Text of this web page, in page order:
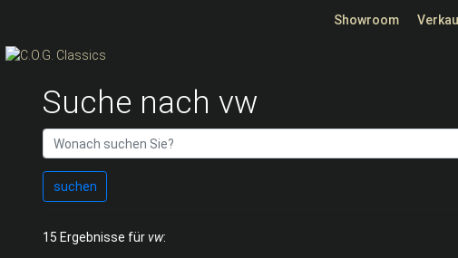
Showroom
Suche nach vw
suchen
15 Ergebnisse fürvw: